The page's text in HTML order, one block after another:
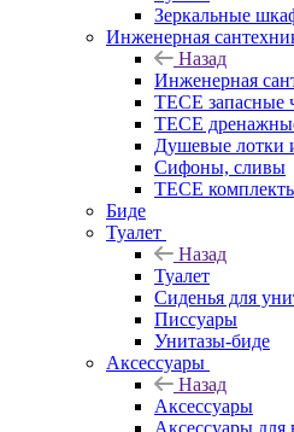
Зеркальные
Инженерная
Назад
Инженерная
TECE запасные
TECE
Душевые лотки
Сифоны, сливы
TECE
Биде
Туалет
Назад
Туалет
Сиденья для
Писсуары
Унитазы-биде
Аксессуары
Назад
Аксессуары
Аксессуары для